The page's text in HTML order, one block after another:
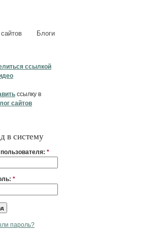
Блоги
ссылкой
ссылку в
сайтов
в систему
*
*
пароль?